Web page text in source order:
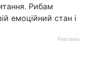
Рибам
емоційний стан і
Реклама